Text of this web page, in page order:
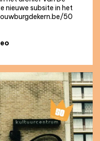
nieuwe subsite in het
50